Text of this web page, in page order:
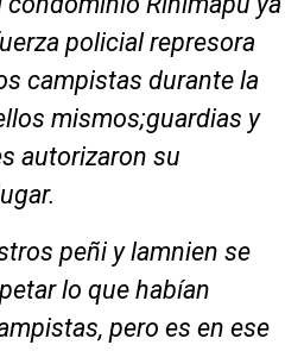
policial represora
campistas durante la
mismos;guardias y
autorizaron su
peñi y lamnien se
lo que habían
pero es en ese